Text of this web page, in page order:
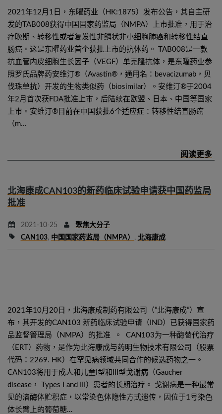
2021年12月1日，东曜药业（HK:1875）发布公告，其自主研
发的TAB008获得中国国家药监局（NMPA）上市批准，用于治
疗晚期、转移性或者复发性非鳞状非小细胞肺癌和转移性结直
肠癌。这是东曜药业首个获批上市的抗体药。 TAB008是一款
抗血管内皮细胞生长因子（VEGF）单克隆抗体，是东曜药业参
照罗氏品牌药安维汀®（Avastin®，通用名：bevacizumab，贝
伐珠单抗）开发的生物类似药（biosimilar）。安维汀®于2004
年2月首次获FDA批准上市，后陆续在欧盟、日本、中国等国家
上市。安维汀®目前在中国获批6个适应症：转移性结直肠癌
（m…
北海康成CAN103的新药临床试验申请获中国药监局
批准
2021-10-25
聚焦大分子
CAN103, 中国国家药监局（NMPA） , 北海康成
2021年10月20日，北海康成制药有限公司（”北海康成”）宣
布，其开发的CAN103 新药临床试验申请（IND）已获得国家药
品监督管理局（NMPA）的批准 。 CAN103为一种酶替代治疗
（ERT）药物，是作为北海康成与药明生物技术有限公司（股票
代码：2269. HK）在罕见病领域共同合作的候选药物之一。
CAN103将用于成人和儿童I型和III型戈谢病（Gaucher
disease， Types I and III）患者的长期治疗。 戈谢病是一种最常
见的溶酶体贮积症，以常染色体隐性方式遗传，因位于1号染色
体长臂上的葡萄糖…